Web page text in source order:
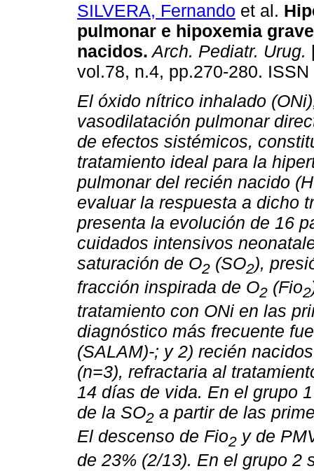
SILVERA, Fernando et al.
pulmonar e hipoxemia
nacidos. Arch. Pediatr. Urug.
vol.78, n.4, pp.270-280.
El óxido nítrico inhalado
vasodilatación pulmonar
de efectos sistémicos,
tratamiento ideal para la
pulmonar del recién nacido
evaluar la respuesta a dicho
presenta la evolución de 16
cuidados intensivos
saturación de O2 (SO2),
fracción inspirada de O2 (Fio2
tratamiento con ONi en las
diagnóstico más frecuente
(SALAM)-; y 2) recién
(n=3), refractaria al
14 días de vida. En el grupo
de la SO2 a partir de las
El descenso de Fio2 y de
de 23% (2/13). En el grupo 2